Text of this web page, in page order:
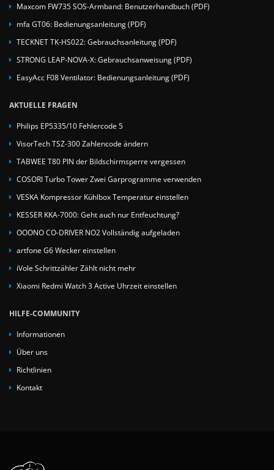
Maxcom FW735 SOS-Armband: Benutzerhandbuch (PDF)
mfa GT06: Bedienungsanleitung (PDF)
TECKNET TK-HS022: Gebrauchsanleitung (PDF)
STRONG LEAP-NOVA-X: Gebrauchsanweisung (PDF)
EasyAcc F08 Ventilator: Bedienungsanleitung (PDF)
AKTUELLE FRAGEN
Philips EP5335/10 Fehlercode 5
VisorTech TSZ-300 Zahlencode ändern
TABWEE T80 PIN der Bildschirmsperre vergessen
COSORI Turbo Tower Zwei Garprogramme verwenden
VESKA Kompressor Kühlbox Temperatur einstellen
KESSER KKA-7000: Geht auch nur Entfeuchtung?
OOONO CO-DRIVER NO2 Vollständig aufgeladen
artfone G6 Wecker einstellen
iVole Schrittzähler Zählt nicht mehr
Xiaomi Redmi Watch 3 Active Uhrzeit einstellen
HILFE-COMMUNITY
Informationen
Über uns
Richtlinien
Kontakt